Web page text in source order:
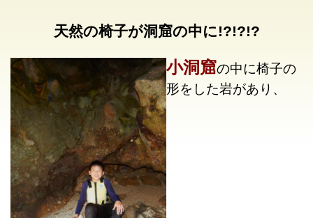
天然の椅子が洞窟の中に!?!?!?
小洞窟の中に椅子の
形をした岩があり、